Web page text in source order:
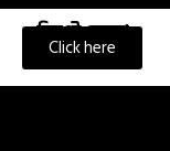
স্ক্রিপ্ট ডেমো
Click here